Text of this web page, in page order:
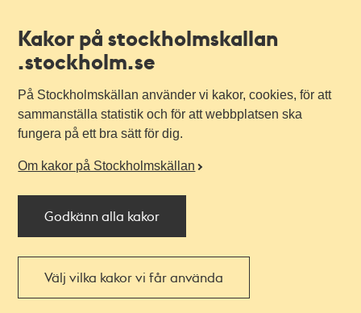
Kakor på stockholmskallan
.stockholm.se
På Stockholmskällan använder vi kakor, cookies, för att
sammanställa statistik och för att webbplatsen ska
fungera på ett bra sätt för dig.
Om kakor på Stockholmskällan
Godkänn alla kakor
Välj vilka kakor vi får använda